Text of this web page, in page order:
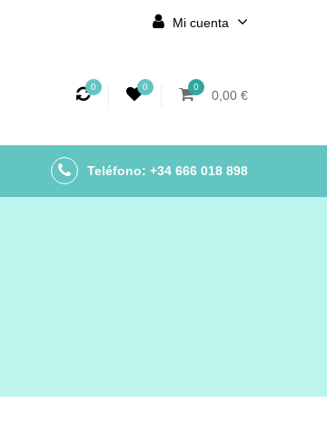
Mi cuenta
0 0 0
0,00 €
Teléfono: +34 666 018 898